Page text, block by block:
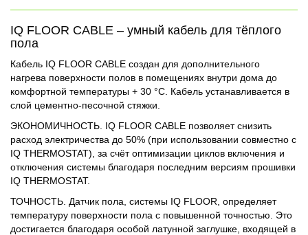
IQ FLOOR CABLE – умный кабель для тёплого
пола
Кабель IQ FLOOR CABLE создан для дополнительного
нагрева поверхности полов в помещениях внутри дома до
комфортной температуры + 30 °С. Кабель устанавливается в
слой цементно-песочной стяжки.
ЭКОНОМИЧНОСТЬ. IQ FLOOR CABLE позволяет снизить
расход электричества до 50% (при использовании совместно с
IQ THERMOSTAT), за счёт оптимизации циклов включения и
отключения системы благодаря последним версиям прошивки
IQ THERMOSTAT.
ТОЧНОСТЬ. Датчик пола, системы IQ FLOOR, определяет
температуру поверхности пола с повышенной точностью. Это
достигается благодаря особой латунной заглушке, входящей в